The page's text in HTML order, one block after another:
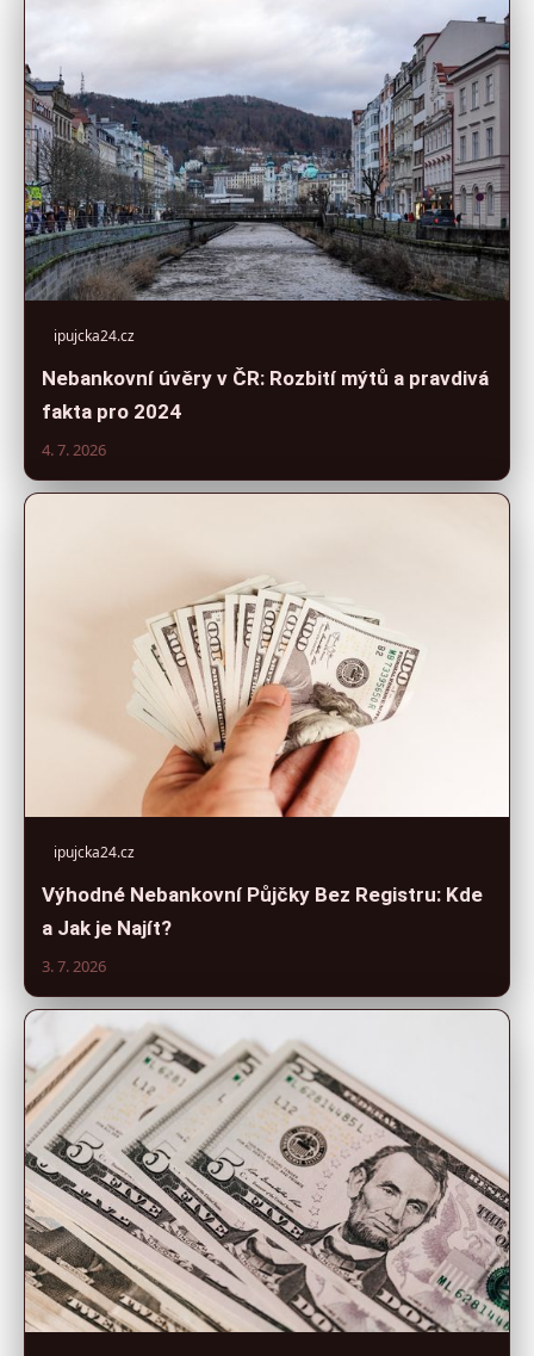
ipujcka24.cz
Nebankovní úvěry v ČR: Rozbití mýtů a pravdivá
fakta pro 2024
4. 7. 2026
ipujcka24.cz
Výhodné Nebankovní Půjčky Bez Registru: Kde
a Jak je Najít?
3. 7. 2026